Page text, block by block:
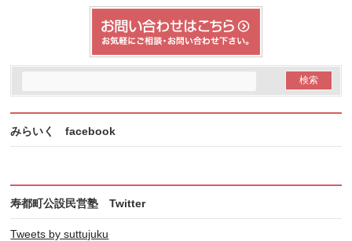
みらいく facebook
寿都町公設民営塾 Twitter
Tweets by suttujuku